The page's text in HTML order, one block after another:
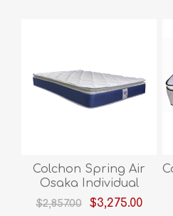
Colchon Spring Air
Osaka Individual
$2,857.00 $3,275.00